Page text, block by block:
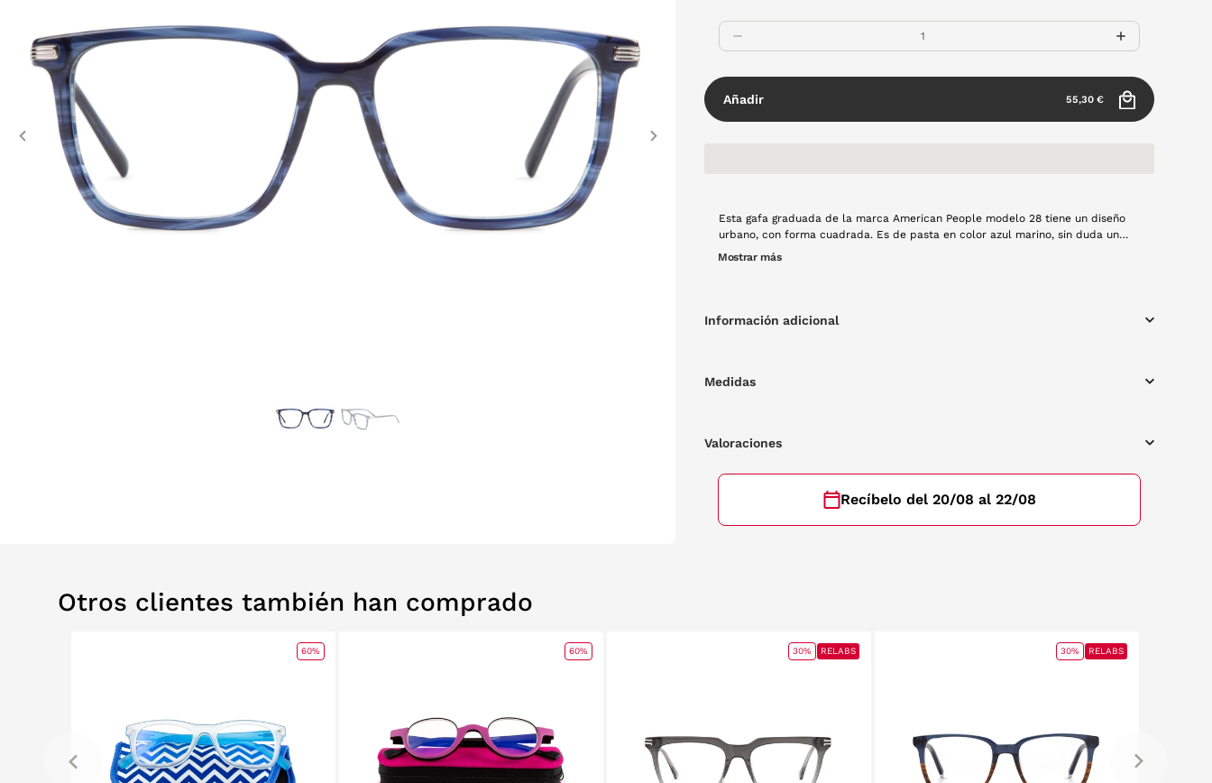
Previous
Añadir 55,30 €
Esta gafa graduada de la marca American People modelo 28 tiene un diseño
urbano, con forma cuadrada. Es de pasta en color azul marino, sin duda un
complemento ideal para esta primavera.
Mostrar más
Información adicional
Medidas
Valoraciones
Recíbelo del 20/08 al 22/08
Otros clientes también han comprado
60% 60% 30% RELABS 30% RELABS